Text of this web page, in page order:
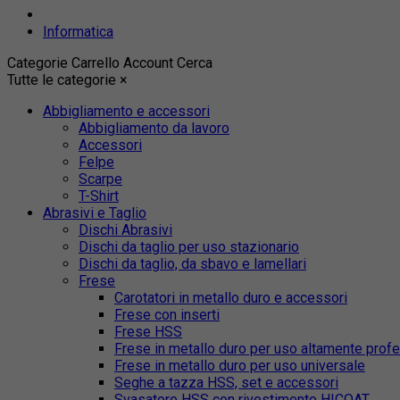
Informatica
Categorie Carrello Account Cerca
Tutte le categorie ×
Abbigliamento e accessori
Abbigliamento da lavoro
Accessori
Felpe
Scarpe
T-Shirt
Abrasivi e Taglio
Dischi Abrasivi
Dischi da taglio per uso stazionario
Dischi da taglio, da sbavo e lamellari
Frese
Carotatori in metallo duro e accessori
Frese con inserti
Frese HSS
Frese in metallo duro per uso altamente
Frese in metallo duro per uso universale
Seghe a tazza HSS, set e accessori